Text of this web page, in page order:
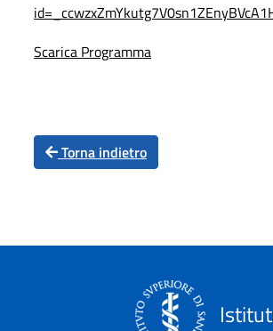
Scarica Programma
Torna indietro